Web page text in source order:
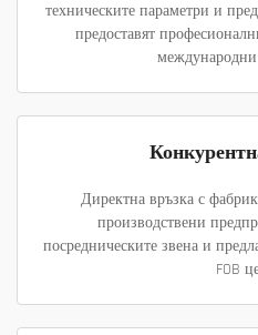
техническите параметри и
предоставят
Директна връзка с
производствени
посредническите звена и
FOB